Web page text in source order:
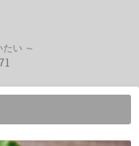
い ～